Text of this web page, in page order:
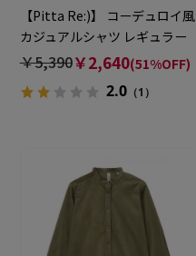
【Pitta Re:)】 コーデュロイ風
カジュアルシャツ レギュラー
長袖 レディース
￥5,390￥2,640(51%OFF)
2.0（1）